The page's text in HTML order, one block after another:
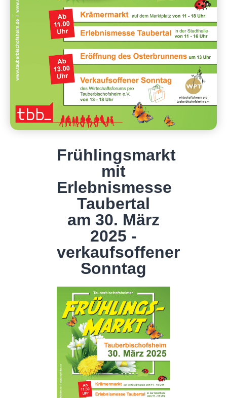
Frühlingsmarkt
mit
Erlebnismesse
Taubertal
am 30. März
2025 -
verkaufsoffener
Sonntag